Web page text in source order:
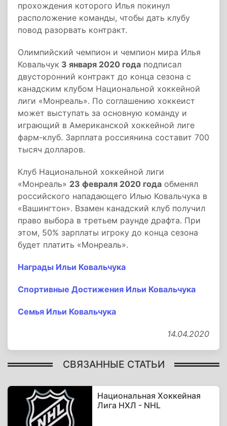
прохождения которого Илья покинул
расположение команды, чтобы дать клубу
повод разорвать контракт.
Олимпийский чемпион и чемпион мира Илья
Ковальчук 3 января 2020 года подписал
двусторонний контракт до конца сезона с
канадским клубом Национальной хоккейной
лиги «Монреаль». По соглашению хоккеист
может выступать за основную команду и
играющий в Американской хоккейной лиге
фарм-клуб. Зарплата россиянина составит 700
тысяч долларов.
Клуб Национальной хоккейной лиги
«Монреаль» 23 февраля 2020 года обменял
российского нападающего Илью Ковальчука в
«Вашингтон». Взамен канадский клуб получил
право выбора в третьем раунде драфта. При
этом, 50% зарплаты игроку до конца сезона
будет платить «Монреаль».
Награды Ильи Ковальчука
Спортивные Достижения Ильи Ковальчука
Семья Ильи Ковальчука
14.04.2020
СВЯЗАННЫЕ СТАТЬИ
Национальная Хоккейная
Лига НХЛ - NHL